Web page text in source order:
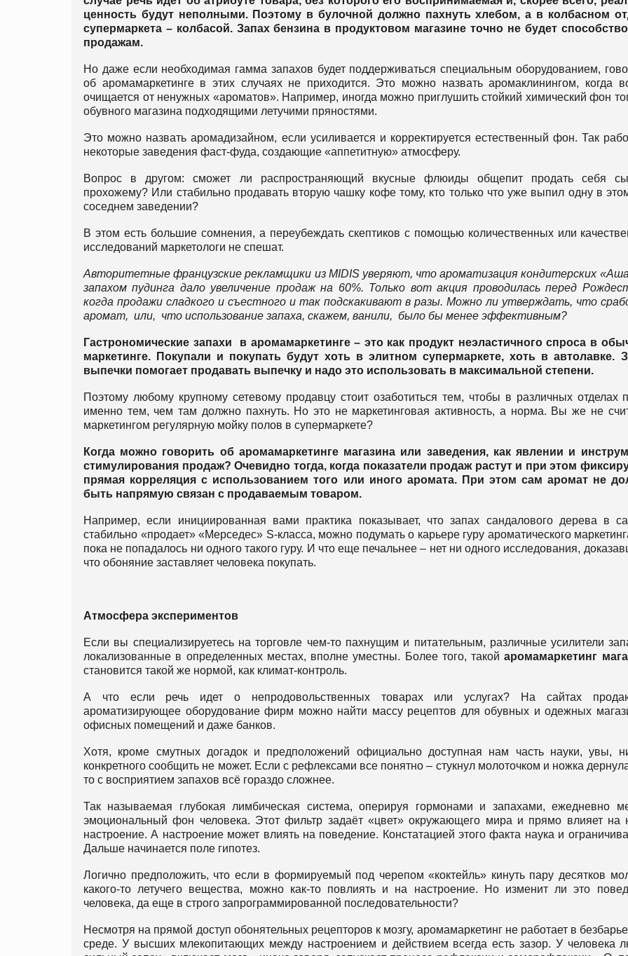
ценность будут неполными. Поэтому в булочной должно пахнуть хлебом, а в колбасном
супермаркета – колбасой. Запах бензина в продуктовом магазине точно не будет
продажам.
Но даже если необходимая гамма запахов будет поддерживаться специальным оборудованием,
об аромамаркетинге в этих случаях не приходится. Это можно назвать аромаклинингом, когда
очищается от ненужных «ароматов». Например, иногда можно приглушить стойкий химический фон
обувного магазина подходящими летучими пряностями.
Это можно назвать аромадизайном, если усиливается и корректируется естественный фон. Так
некоторые заведения фаст-фуда, создающие «аппетитную» атмосферу.
Вопрос в другом: сможет ли распространяющий вкусные флюиды общепит продать себя
прохожему? Или стабильно продавать вторую чашку кофе тому, кто только что уже выпил одну в
соседнем заведении?
В этом есть большие сомнения, а переубеждать скептиков с помощью количественных или
исследований маркетологи не спешат.
Авторитетные французские рекламщики из MIDIS уверяют, что ароматизация кондитерских
запахом пудинга дало увеличение продаж на 60%. Только вот акция проводилась перед
когда продажи сладкого и съестного и так подскакивают в разы. Можно ли утверждать, что
аромат, или, что использование запаха, скажем, ванили, было бы менее эффективным?
Гастрономические запахи в аромамаркетинге – это как продукт неэластичного спроса в
маркетинге. Покупали и покупать будут хоть в элитном супермаркете, хоть в автолавке.
выпечки помогает продавать выпечку и надо это использовать в максимальной степени.
Поэтому любому крупному сетевому продавцу стоит озаботиться тем, чтобы в различных отделах
именно тем, чем там должно пахнуть. Но это не маркетинговая активность, а норма. Вы же не
маркетингом регулярную мойку полов в супермаркете?
Когда можно говорить об аромамаркетинге магазина или заведения, как явлении и
стимулирования продаж? Очевидно тогда, когда показатели продаж растут и при этом
прямая корреляция с использованием того или иного аромата. При этом сам аромат не
быть напрямую связан с продаваемым товаром.
Например, если инициированная вами практика показывает, что запах сандалового дерева в
стабильно «продает» «Мерседес» S-класса, можно подумать о карьере гуру ароматического
пока не попадалось ни одного такого гуру. И что еще печальнее – нет ни одного исследования,
что обоняние заставляет человека покупать.
Атмосфера экспериментов
Если вы специализируетесь на торговле чем-то пахнущим и питательным, различные усилители
локализованные в определенных местах, вполне уместны. Более того, такойаромамаркетинг
становится такой же нормой, как климат-контроль.
А что если речь идет о непродовольственных товарах или услугах? На сайтах
ароматизирующее оборудование фирм можно найти массу рецептов для обувных и одежных
офисных помещений и даже банков.
Хотя, кроме смутных догадок и предположений официально доступная нам часть науки, увы,
конкретного сообщить не может. Если с рефлексами все понятно – стукнул молоточком и ножка
то с восприятием запахов всё гораздо сложнее.
Так называемая глубокая лимбическая система, оперируя гормонами и запахами, ежедневно
эмоциональный фон человека. Этот фильтр задаёт «цвет» окружающего мира и прямо влияет на
настроение. А настроение может влиять на поведение. Констатацией этого факта наука и
Дальше начинается поле гипотез.
Логично предположить, что если в формируемый под черепом «коктейль» кинуть пару десятков
какого-то летучего вещества, можно как-то повлиять и на настроение. Но изменит ли это
человека, да еще в строго запрограммированной последовательности?
Несмотря на прямой доступ обонятельных рецепторов к мозгу, аромамаркетинг не работает в
среде. У высших млекопитающих между настроением и действием всегда есть зазор. У человека